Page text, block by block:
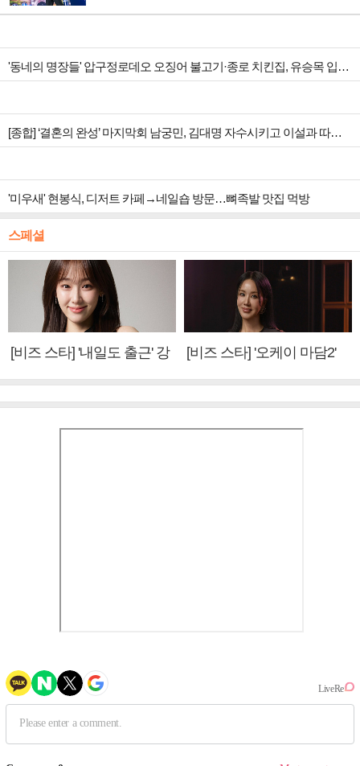
'동네의 명장들' 압구정로데오 오징어 불고기·종로 치킨집, 유승목 입맛 저격
[종합] ‘결혼의 완성’ 마지막회 남궁민, 김대명 자수시키고 이설과 따뜻한 안녕
'미우새' 현봉식, 디저트 카페→네일숍 방문…뼈족발 맛집 먹방
스페셜
[비즈 스타] '내일도 출근' 강
[비즈 스타] '오케이 마담2'